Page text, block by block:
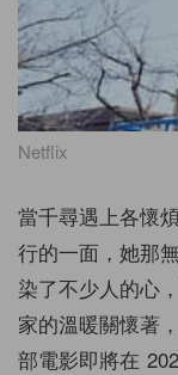
Netflix
當千尋遇上各懷
行的一面，她那
染了不少人的心
家的溫暖關懷著
部電影即將在